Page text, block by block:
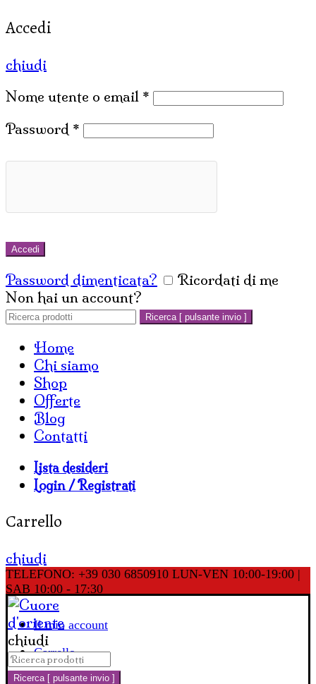
Accedi
chiudi
Nome utente o email *
Password *
Accedi
Password dimenticata?
Ricordati di me
Non hai un account?
Cerca:
Ricerca [ pulsante invio ]
Home
Chi siamo
Shop
Offerte
Blog
Contatti
Lista desideri
Login / Registrati
Carrello
chiudi
TELEFONO: +39 030 6850910 LUN-VEN 10:00-19:00 |
SAB 10:00 - 17:30
Il mio account
Carrello
chiudi
Cerca:
Ricerca [ pulsante invio ]